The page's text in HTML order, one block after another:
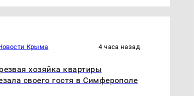
Крыма 4 часа назад
хозяйка квартиры
своего гостя в Симферополе